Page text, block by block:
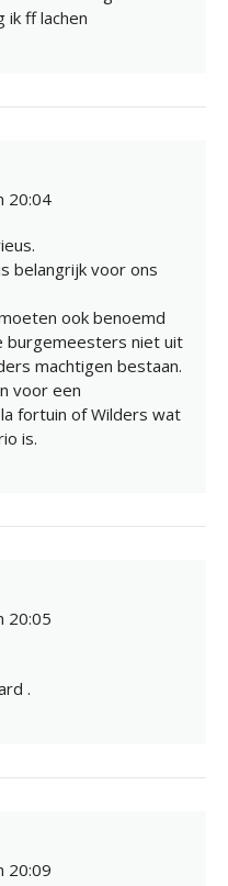
ik ff lachen
20:04
belangrijk voor ons
ook benoemd
burgemeesters niet uit
machtigen bestaan.
voor een
fortuin of Wilders wat
is.
20:05
.
20:09